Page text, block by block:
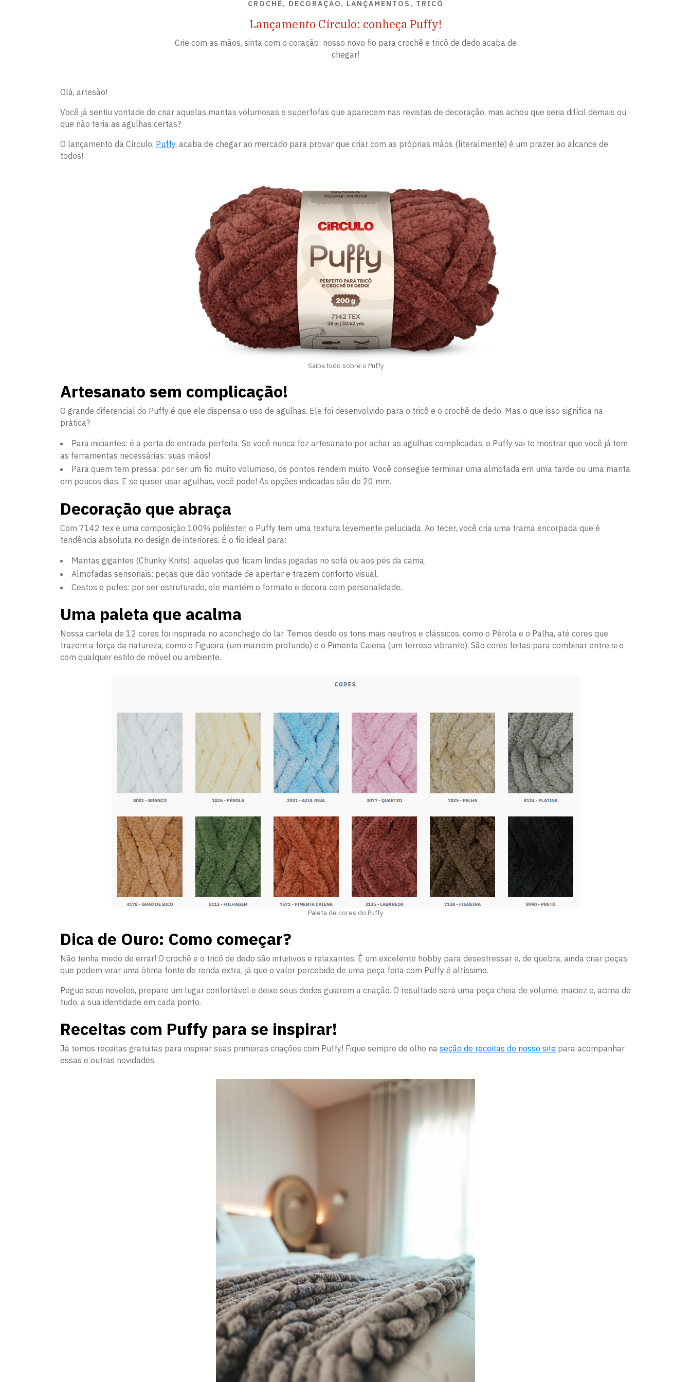
CROCHÊ, DECORAÇÃO, LANÇAMENTOS, TRICÔ
Lançamento Círculo: conheça Puffy!
Crie com as mãos, sinta com o coração: nosso novo fio para crochê e tricô de dedo acaba de
chegar!
Olá, artesão!
Você já sentiu vontade de criar aquelas mantas volumosas e superfofas que aparecem nas revistas de decoração, mas achou que seria difícil demais ou
que não teria as agulhas certas?
O lançamento da Círculo, Puffy, acaba de chegar ao mercado para provar que criar com as próprias mãos (literalmente) é um prazer ao alcance de
todos!
Saiba tudo sobre o Puffy
Artesanato sem complicação!
O grande diferencial do Puffy é que ele dispensa o uso de agulhas. Ele foi desenvolvido para o tricô e o crochê de dedo. Mas o que isso significa na
prática?
Para iniciantes: é a porta de entrada perfeita. Se você nunca fez artesanato por achar as agulhas complicadas, o Puffy vai te mostrar que você já tem
as ferramentas necessárias: suas mãos!
Para quem tem pressa: por ser um fio muito volumoso, os pontos rendem muito. Você consegue terminar uma almofada em uma tarde ou uma manta
em poucos dias. E se quiser usar agulhas, você pode! As opções indicadas são de 20 mm.
Decoração que abraça
Com 7142 tex e uma composição 100% poliéster, o Puffy tem uma textura levemente peluciada. Ao tecer, você cria uma trama encorpada que é
tendência absoluta no design de interiores. É o fio ideal para:
Mantas gigantes (Chunky Knits): aquelas que ficam lindas jogadas no sofá ou aos pés da cama.
Almofadas sensoriais: peças que dão vontade de apertar e trazem conforto visual.
Cestos e pufes: por ser estruturado, ele mantém o formato e decora com personalidade.
Uma paleta que acalma
Nossa cartela de 12 cores foi inspirada no aconchego do lar. Temos desde os tons mais neutros e clássicos, como o Pérola e o Palha, até cores que
trazem a força da natureza, como o Figueira (um marrom profundo) e o Pimenta Caiena (um terroso vibrante). São cores feitas para combinar entre si e
com qualquer estilo de móvel ou ambiente.
Paleta de cores do Puffy
Dica de Ouro: Como começar?
Não tenha medo de errar! O crochê e o tricô de dedo são intuitivos e relaxantes. É um excelente hobby para desestressar e, de quebra, ainda criar peças
que podem virar uma ótima fonte de renda extra, já que o valor percebido de uma peça feita com Puffy é altíssimo.
Pegue seus novelos, prepare um lugar confortável e deixe seus dedos guiarem a criação. O resultado será uma peça cheia de volume, maciez e, acima de
tudo, a sua identidade em cada ponto.
Receitas com Puffy para se inspirar!
Já temos receitas gratuitas para inspirar suas primeiras criações com Puffy! Fique sempre de olho na seção de receitas do nosso site para acompanhar
essas e outras novidades.